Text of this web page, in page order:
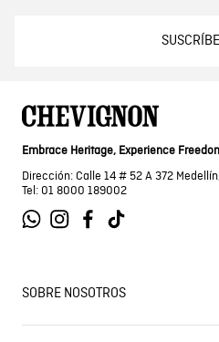
Embrace Heritage, Experience
Dirección: Calle 14 # 52 A 372
Tel: 01 8000 189002
SOBRE NOSOTROS
Encuentra tu tienda